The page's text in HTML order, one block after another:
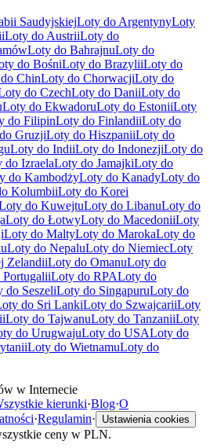
SaudyjskiejLoty do ArgentynyLoty
Loty do AustriiLoty do
Loty do BahrajnuLoty do
do BośniLoty do BrazyliiLoty do
ChinLoty do ChorwacjiLoty do
do CzechLoty do DaniiLoty do
Loty do EkwadoruLoty do EstoniiLoty
do FilipinLoty do FinlandiiLoty do
GruzjiLoty do HiszpaniiLoty do
Loty do IndiiLoty do IndonezjiLoty do
do IzraelaLoty do JamajkiLoty do
do KambodżyLoty do KanadyLoty do
KolumbiiLoty do Korei
do KuwejtuLoty do LibanuLoty do
Loty do ŁotwyLoty do MacedoniiLoty
Loty do MaltyLoty do MarokaLoty do
Loty do NepaluLoty do NiemiecLoty
ZelandiiLoty do OmanuLoty do
Loty do RPALoty do
do SeszeliLoty do SingapuruLoty do
do Sri LankiLoty do SzwajcariiLoty
Loty do TajwanuLoty do TanzaniiLoty
do UrugwajuLoty do USALoty do
Loty do WietnamuLoty do
w Internecie
kierunki·Blog·O
·Regulamin· Ustawienia cookies
ceny w PLN.